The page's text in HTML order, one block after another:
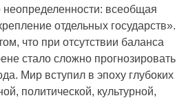
неопределенности: всеобщая
отдельных государств».
что при отсутствии баланса
стало сложно прогнозировать
Мир вступил в эпоху глубоких
политической, культурной,